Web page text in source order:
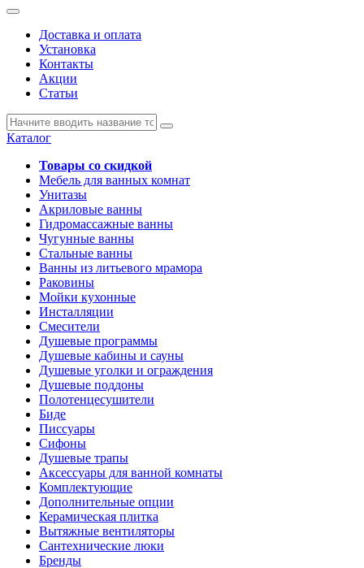
Доставка и оплата
Установка
Контакты
Акции
Статьи
Каталог
Товары со скидкой
Мебель для ванных комнат
Унитазы
Акриловые ванны
Гидромассажные ванны
Чугунные ванны
Стальные ванны
Ванны из литьевого мрамора
Раковины
Мойки кухонные
Инсталляции
Смесители
Душевые программы
Душевые кабины и сауны
Душевые уголки и ограждения
Душевые поддоны
Полотенцесушители
Биде
Писсуары
Сифоны
Душевые трапы
Аксессуары для ванной комнаты
Комплектующие
Дополнительные опции
Керамическая плитка
Вытяжные вентиляторы
Сантехнические люки
Бренды